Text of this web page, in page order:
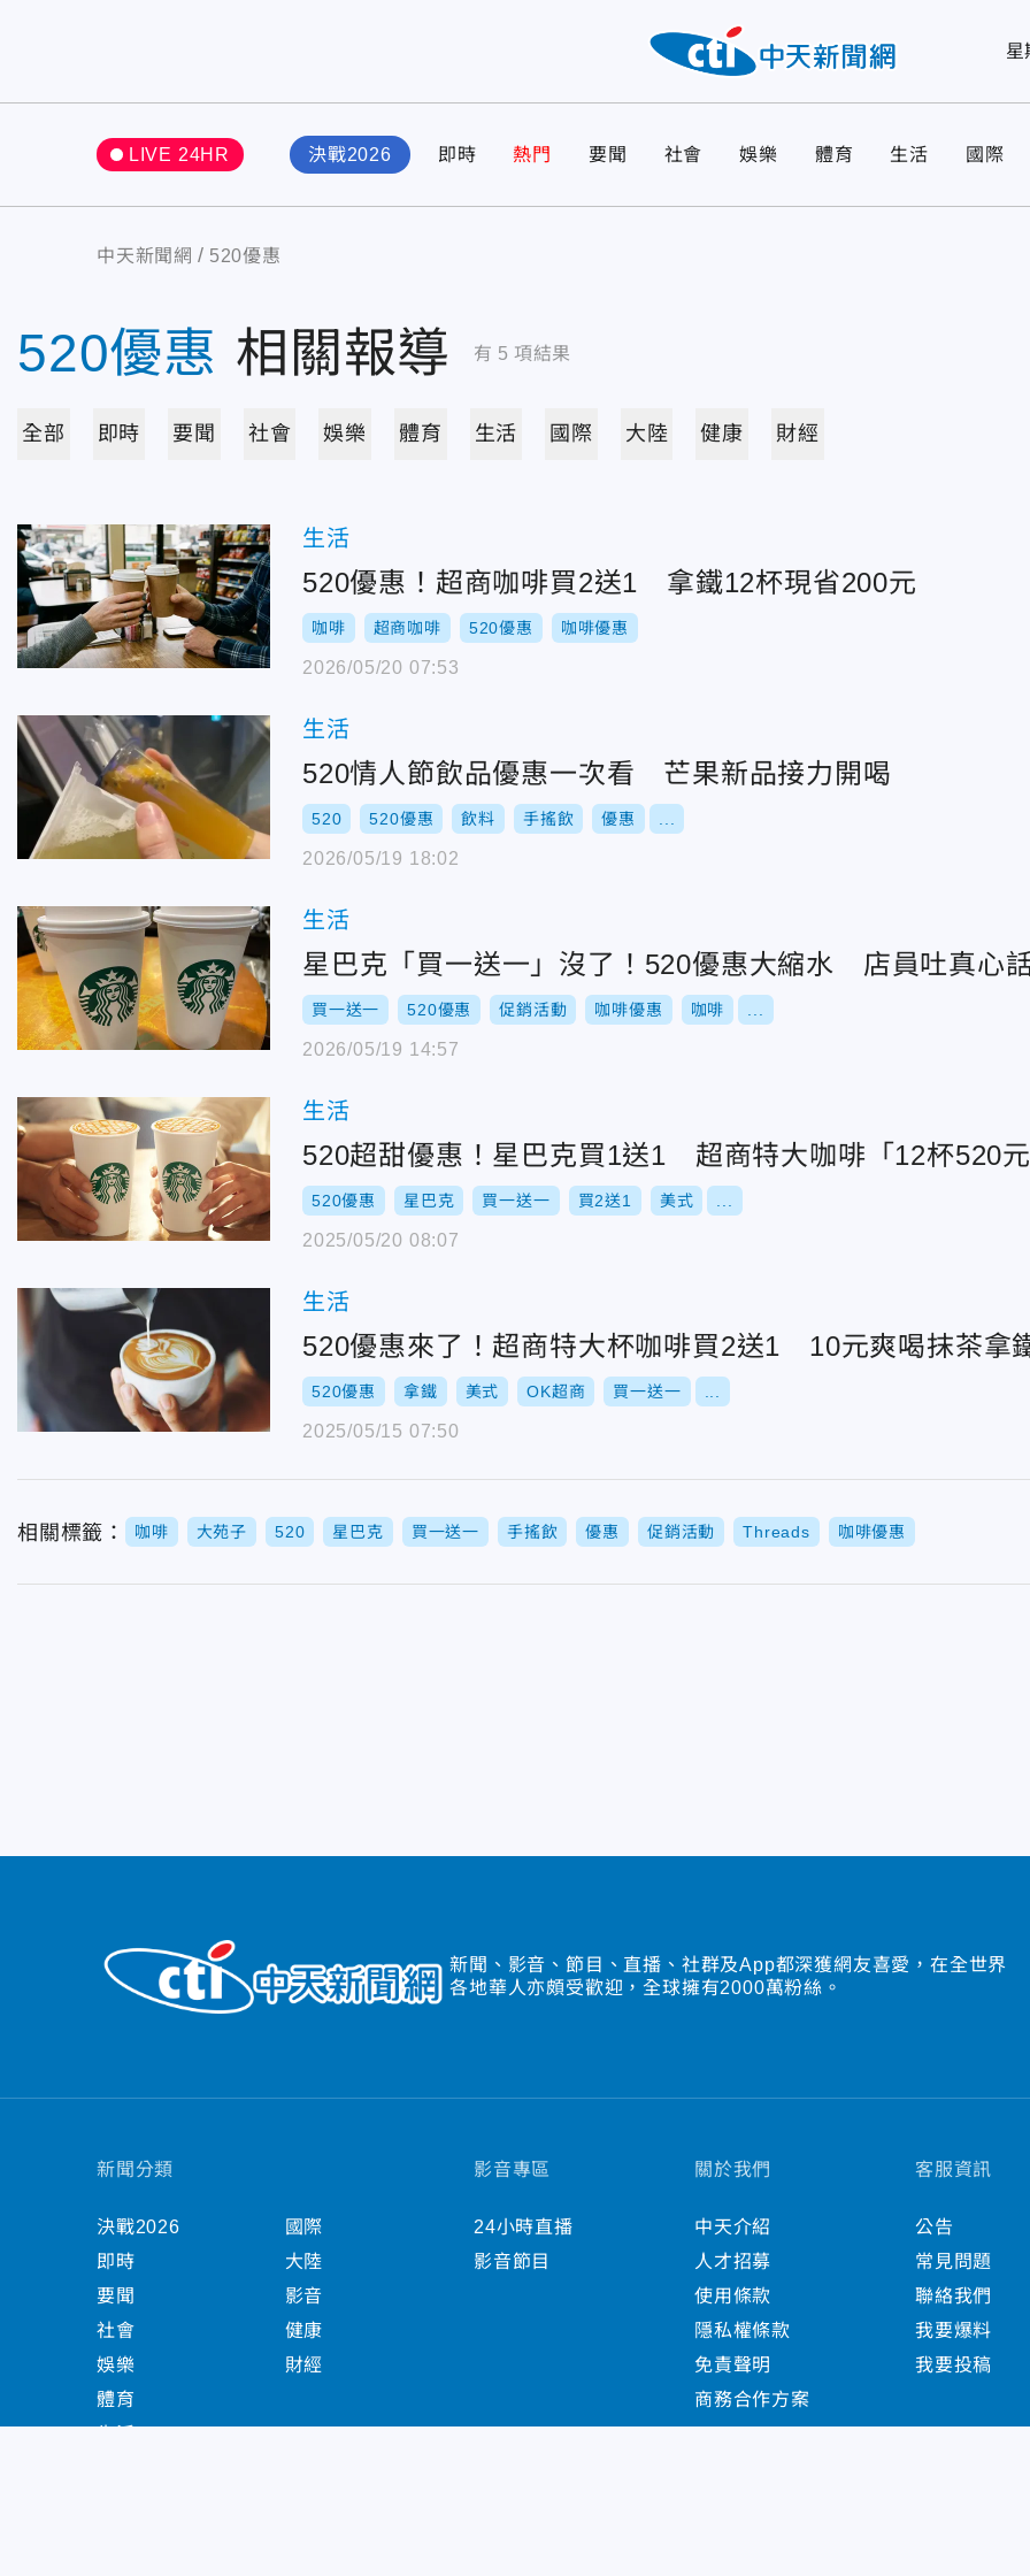
星
LIVE 24HR 決戰2026 即時 熱門 要聞 社會 娛樂 體育 生活 國際
中天新聞網 520優惠
520優惠 相關報導 有 5 項結果
全部 即時 要聞 社會 娛樂 體育 生活 國際 大陸 健康 財經
生活
520優惠！超商咖啡買2送1 拿鐵12杯現省200元
咖啡 超商咖啡 520優惠 咖啡優惠
2026/05/20 07:53
生活
520情人節飲品優惠一次看 芒果新品接力開喝
520 520優惠 飲料 手搖飲 優惠
2026/05/19 18:02
生活
星巴克「買一送一」沒了！520優惠大縮水 店員吐真心
買一送一 520優惠 促銷活動 咖啡優惠 咖啡
2026/05/19 14:57
生活
520超甜優惠！星巴克買1送1 超商特大咖啡「12杯520
520優惠 星巴克 買一送一 買2送1 美式
2025/05/20 08:07
生活
520優惠來了！超商特大杯咖啡買2送1 10元爽喝抹茶拿
520優惠 拿鐵 美式 OK超商 買一送一
2025/05/15 07:50
相關標籤： 咖啡 大苑子 520 星巴克 買一送一 手搖飲 優惠 促銷活動 Threads 咖啡優惠
新聞、影音、節目、直播、社群及App都深獲網友喜愛，在全世界
各地華人亦頗受歡迎，全球擁有2000萬粉絲。
新聞分類
決戰2026
即時
要聞
社會
娛樂
體育
國際
大陸
影音
健康
財經
影音專區
24小時直播
影音節目
關於我們
中天介紹
人才招募
使用條款
隱私權條款
免責聲明
商務合作方案
客服資訊
公告
常見問題
聯絡我們
我要爆料
我要投稿